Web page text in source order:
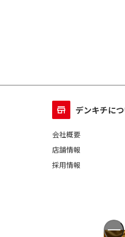
デンキチに
会社概要
店舗情報
採用情報